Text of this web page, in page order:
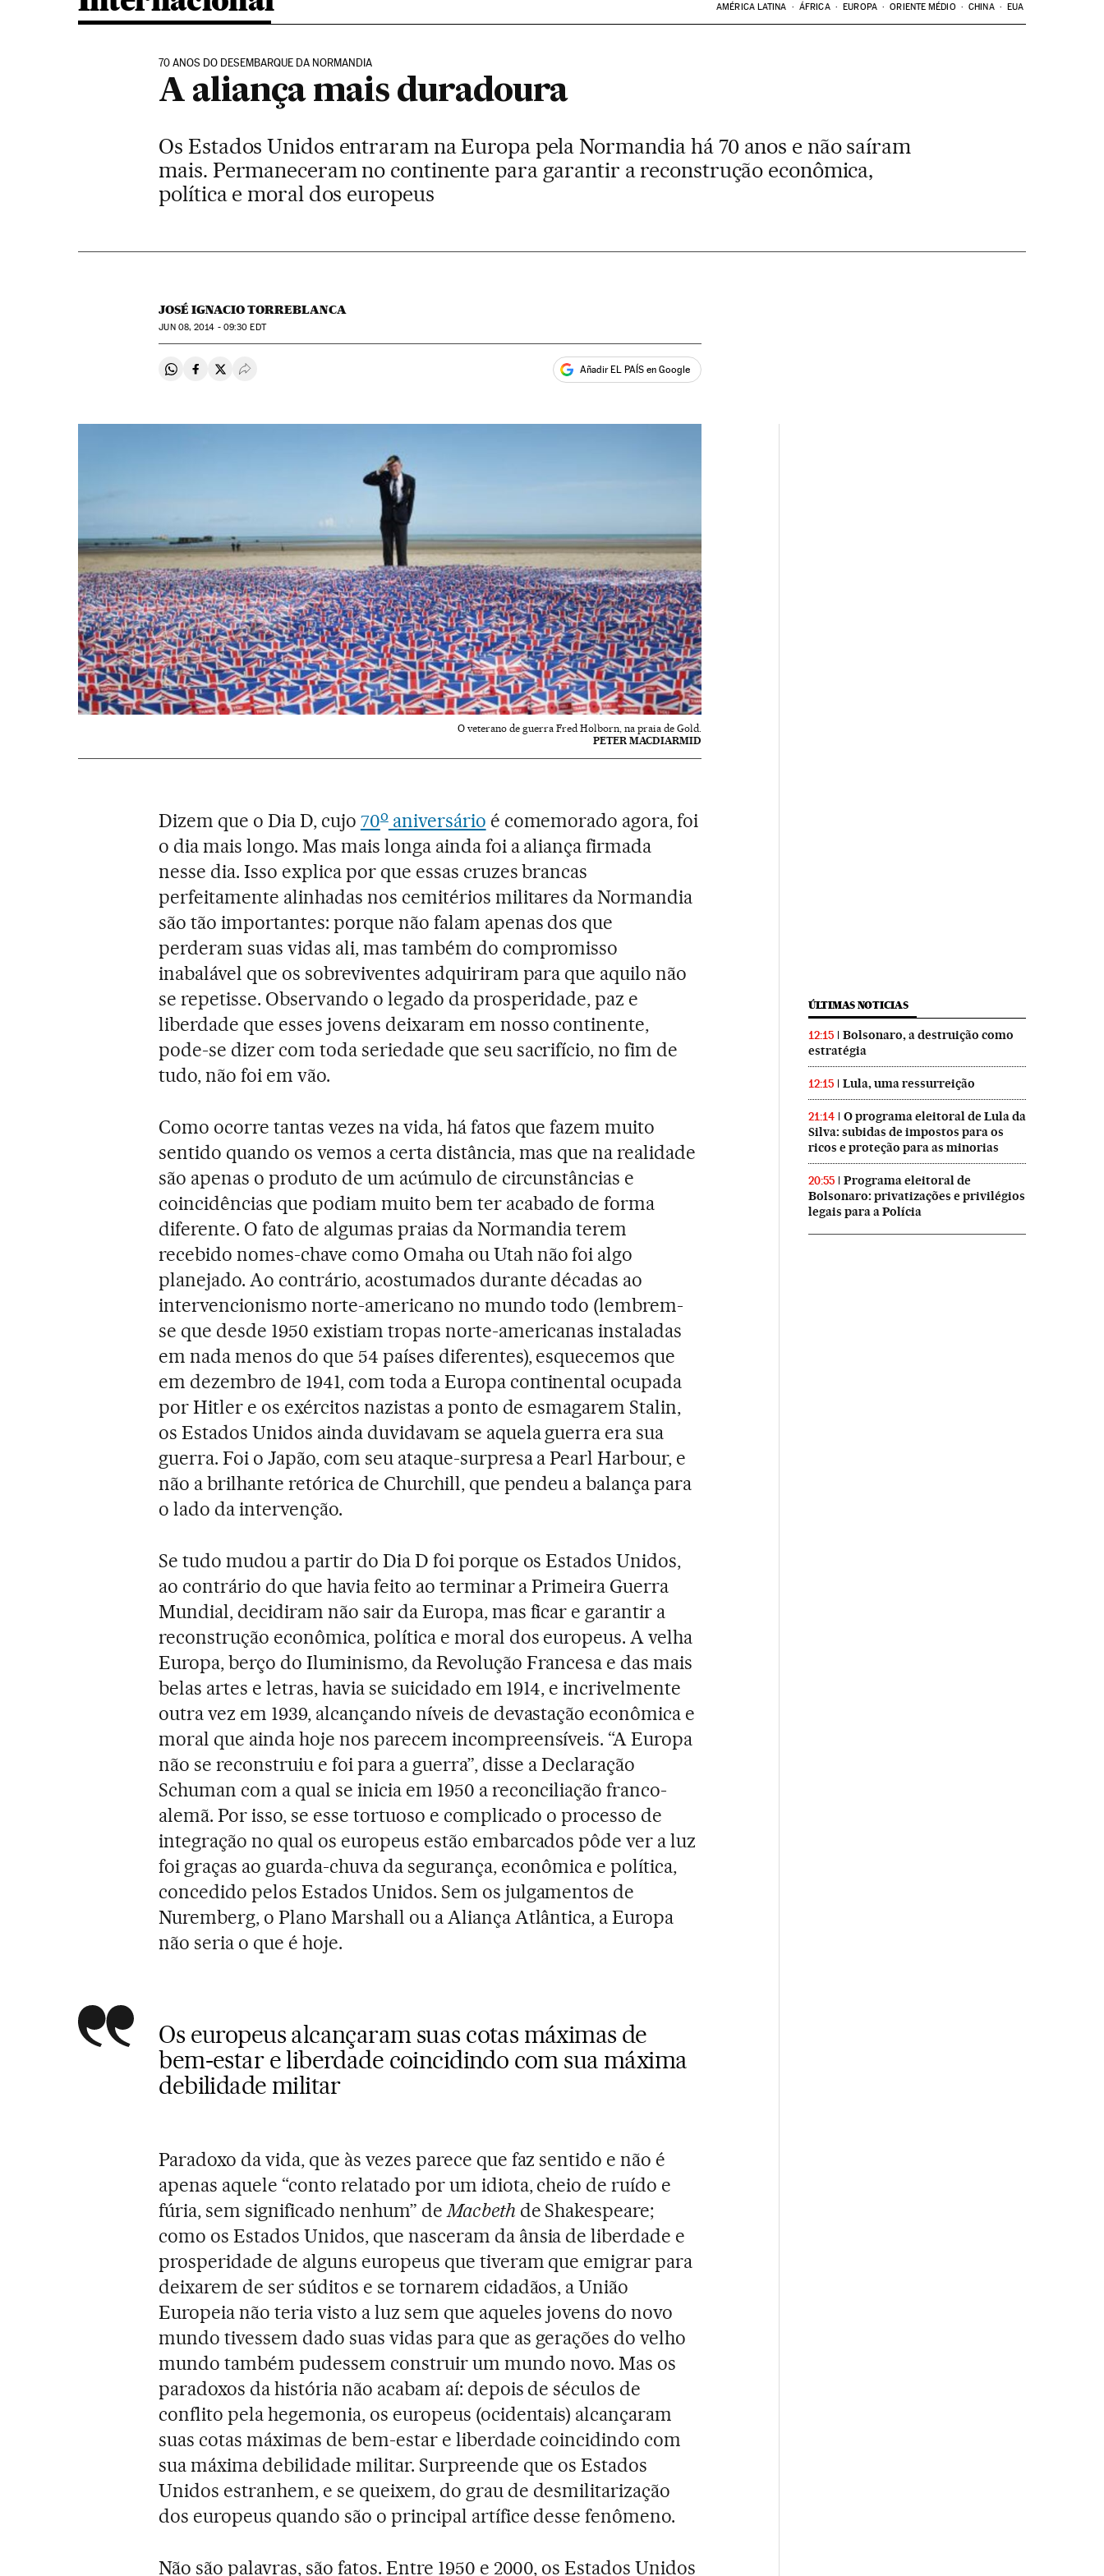
AMÉRICA LATINA ÁFRICA EUROPA ORIENTE MÉDIO CHINA EUA
70 ANOS DO DESEMBARQUE DA NORMANDIA
A aliança mais duradoura
Os Estados Unidos entraram na Europa pela Normandia há 70 anos e não saíram
mais. Permaneceram no continente para garantir a reconstrução econômica,
política e moral dos europeus
JOSÉ IGNACIO TORREBLANCA
JUN08, 2014 - 09:30 EDT
Compartir en Whatsapp
Compartir en Facebook
Compartir en Twitter
Desplegar Redes Sociales Añadir EL PAÍS en Google
O veterano de guerra Fred Holborn, na praia de Gold.
PETER MACDIARMID
Dizem que o Dia D, cujo 70oaniversário é comemorado agora, foi
o dia mais longo. Mas mais longa ainda foi a aliança firmada
nesse dia. Isso explica por que essas cruzes brancas
perfeitamente alinhadas nos cemitérios militares da Normandia
são tão importantes: porque não falam apenas dos que
perderam suas vidas ali, mas também do compromisso
inabalável que os sobreviventes adquiriram para que aquilo não
se repetisse. Observando o legado da prosperidade, paz e
liberdade que esses jovens deixaram em nosso continente,
pode-se dizer com toda seriedade que seu sacrifício, no fim de
tudo, não foi em vão.
Como ocorre tantas vezes na vida, há fatos que fazem muito
sentido quando os vemos a certa distância, mas que na realidade
são apenas o produto de um acúmulo de circunstâncias e
coincidências que podiam muito bem ter acabado de forma
diferente. O fato de algumas praias da Normandia terem
recebido nomes-chave como Omaha ou Utah não foi algo
planejado. Ao contrário, acostumados durante décadas ao
intervencionismo norte-americano no mundo todo (lembrem-
se que desde 1950 existiam tropas norte-americanas instaladas
em nada menos do que 54 países diferentes), esquecemos que
em dezembro de 1941, com toda a Europa continental ocupada
por Hitler e os exércitos nazistas a ponto de esmagarem Stalin,
os Estados Unidos ainda duvidavam se aquela guerra era sua
guerra. Foi o Japão, com seu ataque-surpresa a Pearl Harbour, e
não a brilhante retórica de Churchill, que pendeu a balança para
o lado da intervenção.
Se tudo mudou a partir do Dia D foi porque os Estados Unidos,
ao contrário do que havia feito ao terminar a Primeira Guerra
Mundial, decidiram não sair da Europa, mas ficar e garantir a
reconstrução econômica, política e moral dos europeus. A velha
Europa, berço do Iluminismo, da Revolução Francesa e das mais
belas artes e letras, havia se suicidado em 1914, e incrivelmente
outra vez em 1939, alcançando níveis de devastação econômica e
moral que ainda hoje nos parecem incompreensíveis. “A Europa
não se reconstruiu e foi para a guerra”, disse a Declaração
Schuman com a qual se inicia em 1950 a reconciliação franco-
alemã. Por isso, se esse tortuoso e complicado o processo de
integração no qual os europeus estão embarcados pôde ver a luz
foi graças ao guarda-chuva da segurança, econômica e política,
concedido pelos Estados Unidos. Sem os julgamentos de
Nuremberg, o Plano Marshall ou a Aliança Atlântica, a Europa
não seria o que é hoje.
Os europeus alcançaram suas cotas máximas de
bem-estar e liberdade coincidindo com sua máxima
debilidade militar
Paradoxo da vida, que às vezes parece que faz sentido e não é
apenas aquele “conto relatado por um idiota, cheio de ruído e
fúria, sem significado nenhum” deMacbeth de Shakespeare;
como os Estados Unidos, que nasceram da ânsia de liberdade e
prosperidade de alguns europeus que tiveram que emigrar para
deixarem de ser súditos e se tornarem cidadãos, a União
Europeia não teria visto a luz sem que aqueles jovens do novo
mundo tivessem dado suas vidas para que as gerações do velho
mundo também pudessem construir um mundo novo. Mas os
paradoxos da história não acabam aí: depois de séculos de
conflito pela hegemonia, os europeus (ocidentais) alcançaram
suas cotas máximas de bem-estar e liberdade coincidindo com
sua máxima debilidade militar. Surpreende que os Estados
Unidos estranhem, e se queixem, do grau de desmilitarização
dos europeus quando são o principal artífice desse fenômeno.
Não são palavras, são fatos. Entre 1950 e 2000, os Estados Unidos
ÚLTIMAS NOTICIAS
12:15
Bolsonaro, a destruição como
estratégia
12:15 Lula, uma ressurreição
21:14
O programa eleitoral de Lula da
Silva: subidas de impostos para os
ricos e proteção para as minorias
20:55
Programa eleitoral de
Bolsonaro: privatizações e privilégios
legais para a Polícia